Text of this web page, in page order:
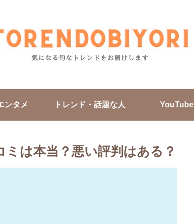
ンタメ トレンド・話題な人 YouTube
は本当？悪い評判はある？